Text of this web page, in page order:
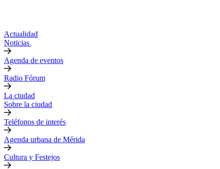
Actualidad
Noticias
Agenda de eventos
Radio Fórum
La ciudad
Sobre la ciudad
Teléfonos de interés
Agenda urbana de Mérida
Cultura y Festejos